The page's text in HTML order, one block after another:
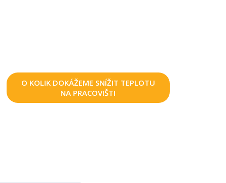
O KOLIK DOKÁŽEME SNÍŽIT TEPLOTU
NA PRACOVIŠTI